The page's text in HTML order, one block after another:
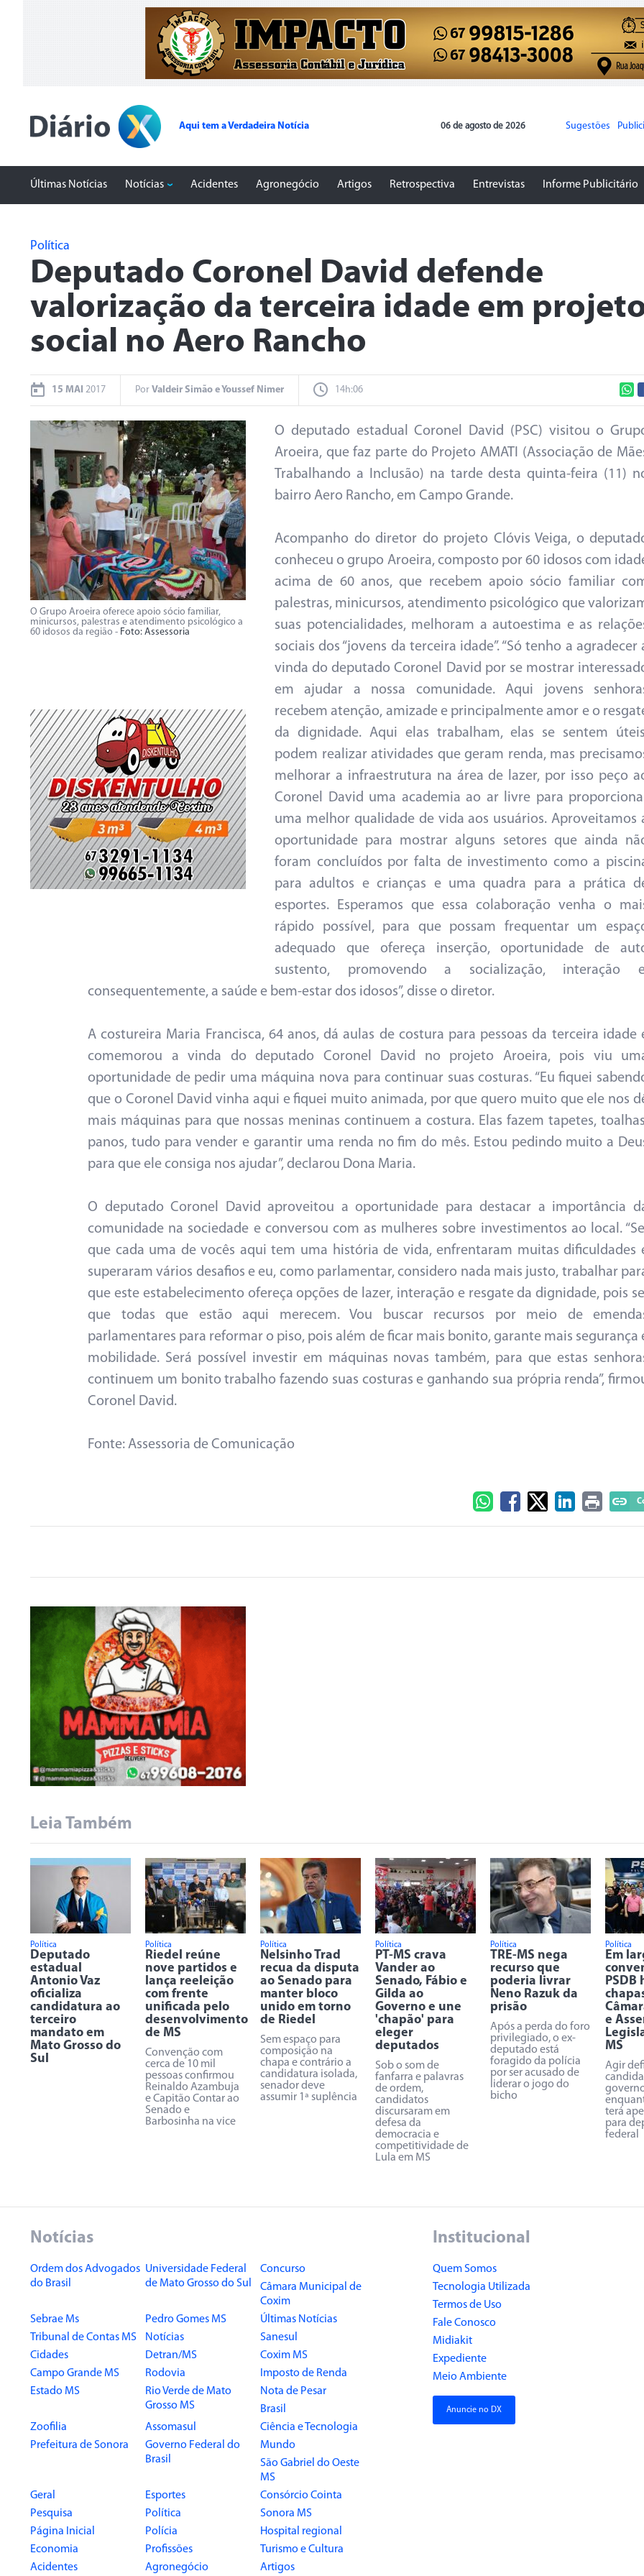
Aqui tem a Verdadeira Notícia 06 de agosto de 2026 Sugestões
Últimas Notícias Notícias Acidentes Agronegócio Artigos Retrospectiva Entrevistas Informe Publicitário
Política
Deputado Coronel David defende
valorização da terceira idade em
social no Aero Rancho
15 MAI 2017 Por Valdeir Simão e Youssef Nimer 14h:06
O Grupo Aroeira oferece apoio sócio familiar,
minicursos, palestras e atendimento psicológico a
60 idosos da região - Foto: Assessoria
O deputado estadual Coronel David (PSC) visitou o
Aroeira, que faz parte do Projeto AMATI (Associação de
Trabalhando a Inclusão) na tarde desta quinta-feira (11)
bairro Aero Rancho, em Campo Grande.
Acompanho do diretor do projeto Clóvis Veiga, o
conheceu o grupo Aroeira, composto por 60 idosos com
acima de 60 anos, que recebem apoio sócio familiar
palestras, minicursos, atendimento psicológico que
suas potencialidades, melhoram a autoestima e as
sociais dos “jovens da terceira idade”. “Só tenho a agradecer
vinda do deputado Coronel David por se mostrar
em ajudar a nossa comunidade. Aqui jovens
recebem atenção, amizade e principalmente amor e o
da dignidade. Aqui elas trabalham, elas se sentem
podem realizar atividades que geram renda, mas
melhorar a infraestrutura na área de lazer, por isso peço
Coronel David uma academia ao ar livre para
uma melhor qualidade de vida aos usuários. Aproveitamos
oportunidade para mostrar alguns setores que ainda
foram concluídos por falta de investimento como a
para adultos e crianças e uma quadra para a prática
esportes. Esperamos que essa colaboração venha o
rápido possível, para que possam frequentar um
adequado que ofereça inserção, oportunidade de
sustento, promovendo a socialização, interação
consequentemente, a saúde e bem-estar dos idosos”, disse o diretor.
A costureira Maria Francisca, 64 anos, dá aulas de costura para pessoas da terceira idade
comemorou a vinda do deputado Coronel David no projeto Aroeira, pois viu
oportunidade de pedir uma máquina nova para continuar suas costuras. “Eu fiquei
que o Coronel David vinha aqui e fiquei muito animada, por que quero muito que ele nos
mais máquinas para que nossas meninas continuem a costura. Elas fazem tapetes,
panos, tudo para vender e garantir uma renda no fim do mês. Estou pedindo muito a
para que ele consiga nos ajudar”, declarou Dona Maria.
O deputado Coronel David aproveitou a oportunidade para destacar a importância
comunidade na sociedade e conversou com as mulheres sobre investimentos ao local.
que cada uma de vocês aqui tem uma história de vida, enfrentaram muitas dificuldades
superaram vários desafios e eu, como parlamentar, considero nada mais justo, trabalhar
que este estabelecimento ofereça opções de lazer, interação e resgate da dignidade, pois
que todas que estão aqui merecem. Vou buscar recursos por meio de
parlamentares para reformar o piso, pois além de ficar mais bonito, garante mais segurança
mobilidade. Será possível investir em máquinas novas também, para que estas
continuem um bonito trabalho fazendo suas costuras e ganhando sua própria renda”,
Coronel David.
Fonte: Assessoria de Comunicação
Leia Também
Política
Deputado
estadual
Antonio Vaz
oficializa
candidatura ao
terceiro
mandato em
Mato Grosso do
Sul
Política
Riedel reúne
nove partidos e
lança reeleição
com frente
unificada pelo
desenvolvimento
de MS
Convenção com
cerca de 10 mil
pessoas confirmou
Reinaldo Azambuja
e Capitão Contar ao
Senado e
Barbosinha na vice
Política
Nelsinho Trad
recua da disputa
ao Senado para
manter bloco
unido em torno
de Riedel
Sem espaço para
composição na
chapa e contrário a
candidatura isolada,
senador deve
assumir 1ª suplência
Política
PT-MS crava
Vander ao
Senado, Fábio e
Gilda ao
Governo e une
'chapão' para
eleger
deputados
Sob o som de
fanfarra e palavras
de ordem,
candidatos
discursaram em
defesa da
democracia e
competitividade de
Lula em MS
Política
TRE-MS nega
recurso que
poderia livrar
Neno Razuk da
prisão
Após a perda do foro
privilegiado, o ex-
deputado está
foragido da polícia
por ser acusado de
liderar o jogo do
bicho
Política
Em
PSDB
e
MS
Agir
terá
para
federal
Notícias
Ordem dos Advogados
do Brasil
Universidade Federal
de Mato Grosso do Sul
Concurso
Câmara Municipal de
Coxim
Sebrae Ms
Pedro Gomes MS
Últimas Notícias
Tribunal de Contas MS
Notícias
Sanesul
Cidades
Detran/MS
Coxim MS
Campo Grande MS
Rodovia
Imposto de Renda
Estado MS
Rio Verde de Mato
Grosso MS
Nota de Pesar
Brasil
Zoofilia
Assomasul
Ciência e Tecnologia
Prefeitura de Sonora
Governo Federal do
Brasil
Mundo
São Gabriel do Oeste
MS
Geral
Esportes
Consórcio Cointa
Pesquisa
Política
Sonora MS
Página Inicial
Polícia
Hospital regional
Economia
Profissões
Turismo e Cultura
Acidentes
Agronegócio Artigos
Institucional
Quem Somos
Tecnologia Utilizada
Termos de Uso
Fale Conosco
Midiakit
Expediente
Meio Ambiente
Anuncie no DX